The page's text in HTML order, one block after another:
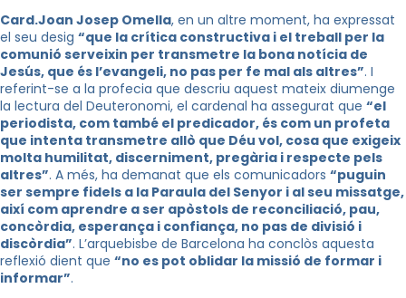
Card.Joan Josep Omella, en un altre moment, ha expressat
el seu desig “que la crítica constructiva i el treball per la
comunió serveixin per transmetre la bona notícia de
Jesús, que és l’evangeli, no pas per fe mal als altres”. I
referint-se a la profecia que descriu aquest mateix diumenge
la lectura del Deuteronomi, el cardenal ha assegurat que “el
periodista, com també el predicador, és com un profeta
que intenta transmetre allò que Déu vol, cosa que exigeix
molta humilitat, discerniment, pregària i respecte pels
altres”. A més, ha demanat que els comunicadors “puguin
ser sempre fidels a la Paraula del Senyor i al seu missatge,
així com aprendre a ser apòstols de reconciliació, pau,
concòrdia, esperança i confiança, no pas de divisió i
discòrdia”. L’arquebisbe de Barcelona ha conclòs aquesta
reflexió dient que “no es pot oblidar la missió de formar i
informar”.